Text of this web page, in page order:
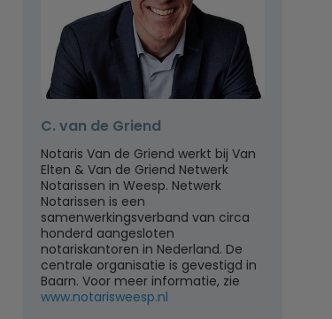
C. van de Griend
Notaris Van de Griend werkt bij Van
Elten & Van de Griend Netwerk
Notarissen in Weesp. Netwerk
Notarissen is een
samenwerkingsverband van circa
honderd aangesloten
notariskantoren in Nederland. De
centrale organisatie is gevestigd in
Baarn. Voor meer informatie, zie
www.notarisweesp.nl